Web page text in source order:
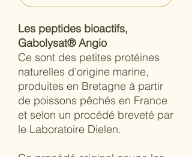
Les peptides bioactifs,
Gabolysat® Angio
Ce sont des petites protéines
naturelles d’origine marine,
produites en Bretagne à partir
de poissons pêchés en France
et selon un procédé breveté par
le Laboratoire Dielen.